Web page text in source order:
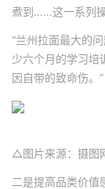
煮到……这一系列操
“兰州拉面最大的
少六个月的学习培
因自带的致命伤。”
△图片来源：摄图
二是提高品类价值